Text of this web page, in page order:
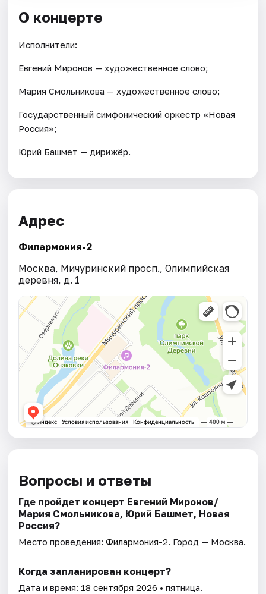
О концерте
Исполнители:
Евгений Миронов — художественное слово;
Мария Смольникова — художественное слово;
Государственный симфонический оркестр «Новая
Россия»;
Юрий Башмет — дирижёр.
Адрес
Филармония-2
Москва, Мичуринский просп., Олимпийская
деревня, д. 1
Вопросы и ответы
Где пройдет концерт Евгений Миронов/
Мария Смольникова, Юрий Башмет, Новая
Россия?
Место проведения:Филармония-2. Город — Москва.
Когда запланирован концерт?
Дата и время: 18 сентября 2026 • пятница.